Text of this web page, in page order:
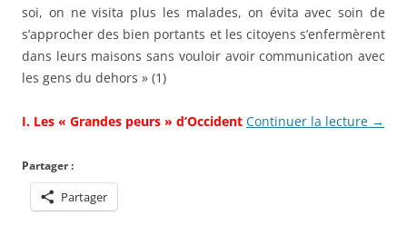
soi, on ne visita plus les malades, on évita avec soin de
s’approcher des bien portants et les citoyens s’enfermèrent
dans leurs maisons sans vouloir avoir communication avec
les gens du dehors » (1)
I. Les « Grandes peurs » d’Occident Continuer la lecture →
Partager :
Partager